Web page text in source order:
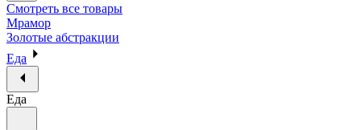
Смотреть все товары
Мрамор
Золотые абстракции
Еда
Еда